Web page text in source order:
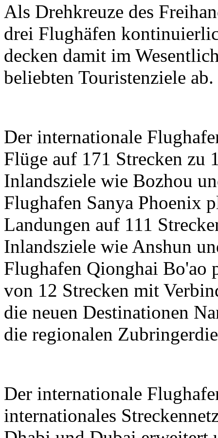
Als Drehkreuze des
drei Flughäfen
decken damit im
beliebten Touristenziele ab.
Der internationale
Flüge auf 171 Strecken zu
Inlandsziele wie Bozhou
Flughafen Sanya Phoenix
Landungen auf 111
Inlandsziele wie Anshun
Flughafen Qionghai Bo'ao
von 12 Strecken mit
die neuen Destinationen
die regionalen
Der internationale
internationales